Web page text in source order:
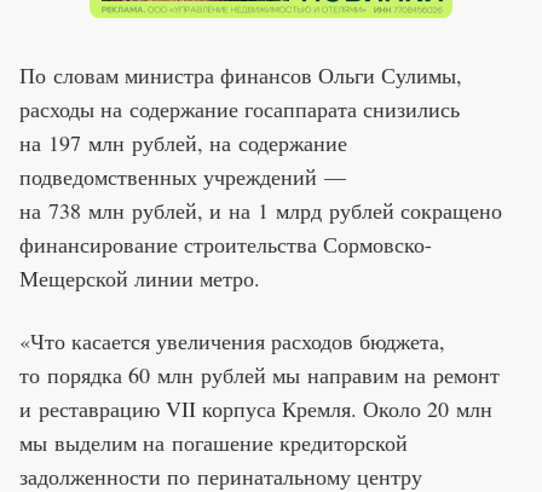
По словам министра финансов Ольги Сулимы,
расходы на содержание госаппарата снизились
на 197 млн рублей, на содержание
подведомственных учреждений —
на 738 млн рублей, и на 1 млрд рублей сокращено
финансирование строительства Сормовско-
Мещерской линии метро.
«Что касается увеличения расходов бюджета,
то порядка 60 млн рублей мы направим на ремонт
и реставрацию VII корпуса Кремля. Около 20 млн
мы выделим на погашение кредиторской
задолженности по перинатальному центру